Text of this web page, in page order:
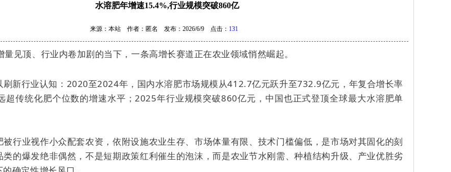
水溶肥年增速15.4%,行业规模突破860亿
来源：本站 作者：匿名 发布：2026/6/9 点击： 131
量见顶、行业内卷加剧的当下，一条高增长赛道正在农业领域悄然崛起。
刷新行业认知：2020至2024年，国内水溶肥市场规模从412.7亿元跃升至732.9亿元，年复合增长率
超传统化肥个位数的增速水平；2025年行业规模突破860亿元，中国也正式登顶全球最大水溶肥单
行业视作小众配套农资，依附设施农业生存、市场体量有限、技术门槛偏低，是市场对其固化的刻
的爆发绝非偶然，不是短期政策红利催生的泡沫，而是农业节水刚需、种植结构升级、产业优胜劣